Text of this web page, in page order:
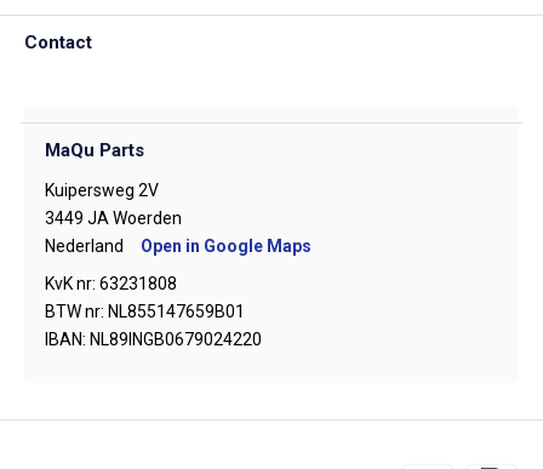
Contact
MaQu Parts
Kuipersweg 2V
3449 JA Woerden
Nederland
Open in Google Maps
KvK nr: 63231808
BTW nr: NL855147659B01
IBAN: NL89INGB0679024220